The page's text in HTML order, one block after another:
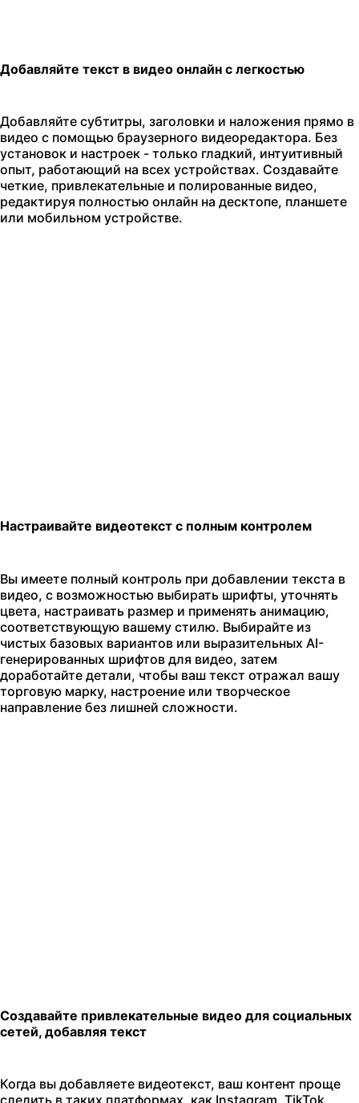
Добавляйте текст в видео онлайн с легкостью
Добавляйте субтитры, заголовки и наложения прямо в
видео с помощью браузерного видеоредактора. Без
установок и настроек - только гладкий, интуитивный
опыт, работающий на всех устройствах. Создавайте
четкие, привлекательные и полированные видео,
редактируя полностью онлайн на десктопе, планшете
или мобильном устройстве.
Настраивайте видеотекст с полным контролем
Вы имеете полный контроль при добавлении текста в
видео, с возможностью выбирать шрифты, уточнять
цвета, настраивать размер и применять анимацию,
соответствующую вашему стилю. Выбирайте из
чистых базовых вариантов или выразительных AI-
генерированных шрифтов для видео, затем
доработайте детали, чтобы ваш текст отражал вашу
торговую марку, настроение или творческое
направление без лишней сложности.
Создавайте привлекательные видео для социальных
сетей, добавляя текст
Когда вы добавляете видеотекст, ваш контент проще